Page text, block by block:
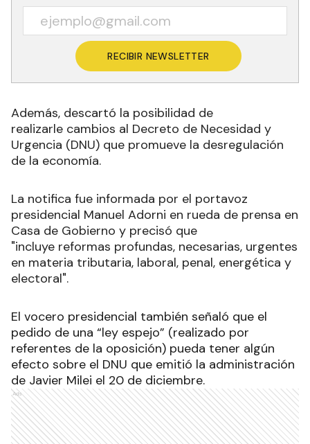
RECIBIR NEWSLETTER
Además, descartó la posibilidad de
realizarle cambios al Decreto de Necesidad y
Urgencia (DNU) que promueve la desregulación
de la economía.
La notifica fue informada por el portavoz
presidencial Manuel Adorni en rueda de prensa en
Casa de Gobierno y precisó que
"incluye reformas profundas, necesarias, urgentes
en materia tributaria, laboral, penal, energética y
electoral".
El vocero presidencial también señaló que el
pedido de una “ley espejo” (realizado por
referentes de la oposición) pueda tener algún
efecto sobre el DNU que emitió la administración
de Javier Milei el 20 de diciembre.
Ads